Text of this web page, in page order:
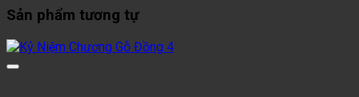
Sản phẩm tương tự